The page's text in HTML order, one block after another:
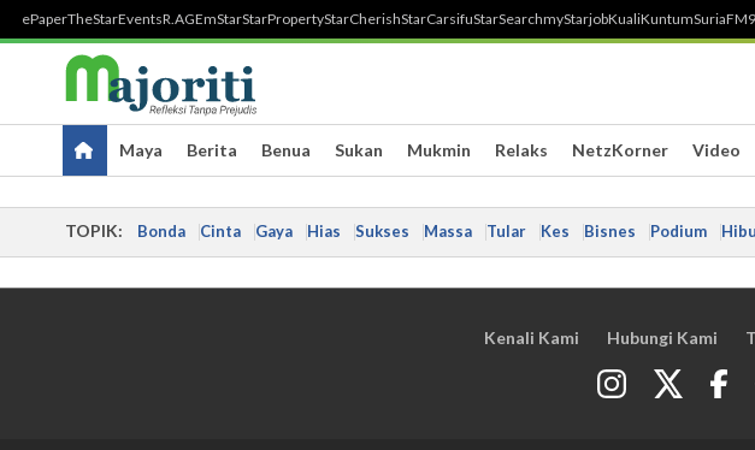
ePaperTheStarEventsR.AGEmStarStarPropertyStarCherishStarCarsifuStarSearchmyStarjobKualiKuntumSuriaFM
Maya Berita Benua Sukan Mukmin Relaks NetzKorner Video
TOPIK: Bonda Cinta Gaya Hias Sukses Massa Tular Kes Bisnes Podium
Kenali Kami Hubungi Kami